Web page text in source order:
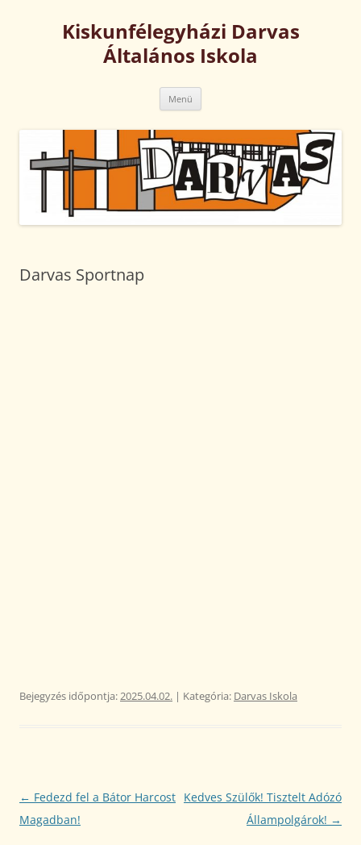
tartalombaKiskunfélegyházi Darvas
Általános Iskola
Menü
Darvas Sportnap
Bejegyzés időpontja:2025.04.02. | Kategória: Darvas Iskola
Bejegyzés
navigáció
← Fedezd fel a Bátor Harcost
Magadban!
Kedves Szülők! Tisztelt Adózó
Állampolgárok! →